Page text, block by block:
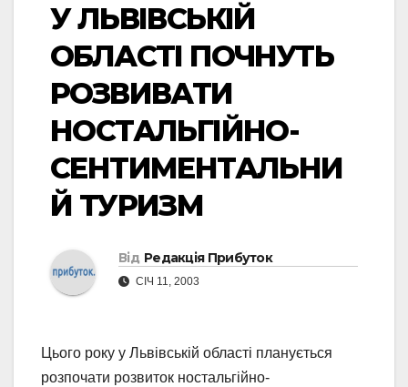
У ЛЬВІВСЬКІЙ
ОБЛАСТІ ПОЧНУТЬ
РОЗВИВАТИ
НОСТАЛЬГІЙНО-
СЕНТИМЕНТАЛЬНИ
Й ТУРИЗМ
Від Редакція Прибуток
СІЧ 11, 2003
Цього року у Львівській області планується
розпочати розвиток ностальгійно-